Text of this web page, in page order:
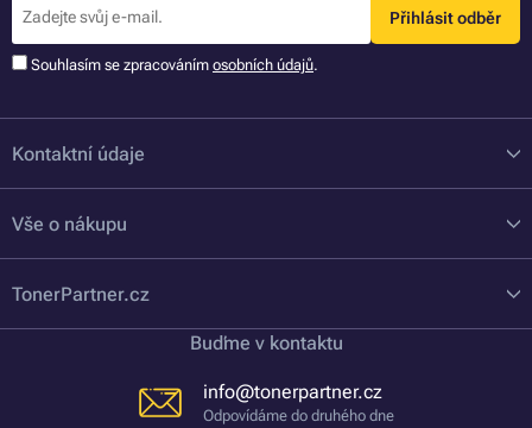
Přihlásit odběr
Souhlasím se zpracováním osobních údajů.
Kontaktní údaje
Vše o nákupu
TonerPartner.cz
Buďme v kontaktu
info@tonerpartner.cz
Odpovídáme do druhého dne